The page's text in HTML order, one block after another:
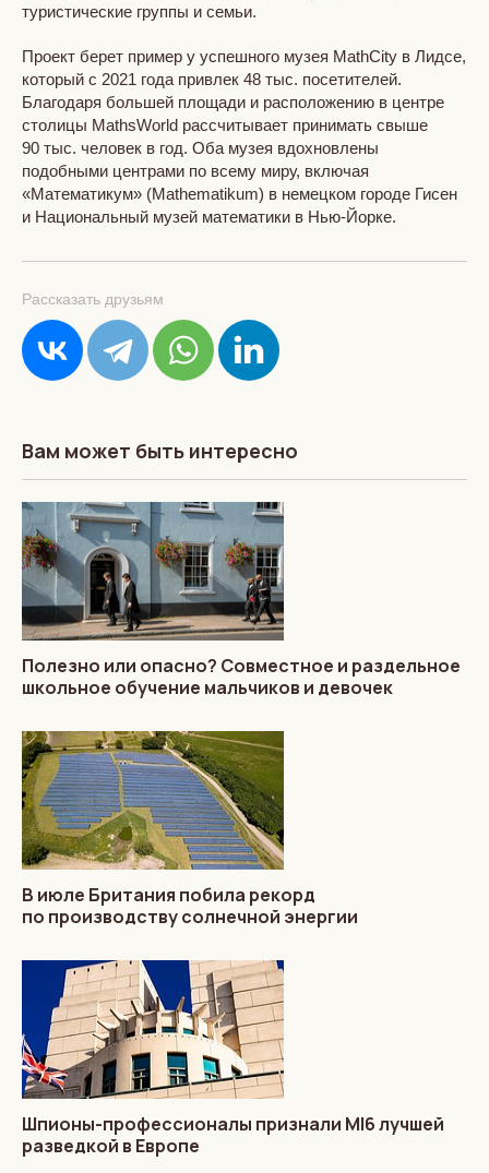
туристические группы и семьи.
Проект берет пример у успешного музея MathCity в Лидсе,
который с 2021 года привлек 48 тыс. посетителей.
Благодаря большей площади и расположению в центре
столицы MathsWorld рассчитывает принимать свыше
90 тыс. человек в год. Оба музея вдохновлены
подобными центрами по всему миру, включая
«Математикум» (Mathematikum) в немецком городе Гисен
и Национальный музей математики в Нью-Йорке.
Рассказать друзьям
Вам может быть интересно
Полезно или опасно? Совместное и раздельное
школьное обучение мальчиков и девочек
В июле Британия побила рекорд
по производству солнечной энергии
Шпионы-профессионалы признали MI6 лучшей
разведкой в Европе